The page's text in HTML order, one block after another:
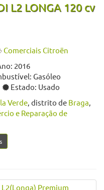
L2 LONGA 120 cv
Comerciais Citroën
2016
Gasóleo
Estado: Usado
Verde, distrito de Braga,
e Reparação de